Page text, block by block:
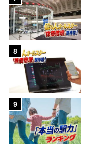
8
9